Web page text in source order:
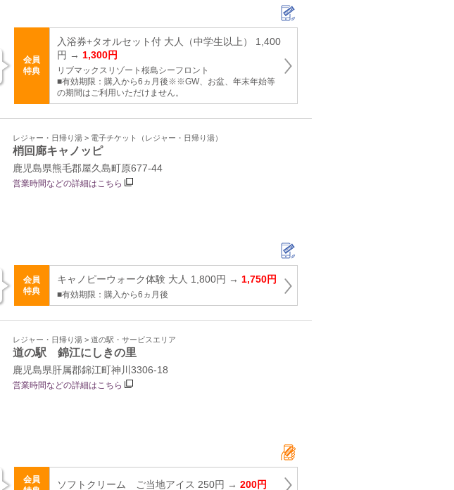
会員
特典
入浴券+タオルセット付 大人（中学生以上） 1,400
円 → 1,300円
リブマックスリゾート桜島シーフロント
■有効期限：購入から6ヵ月後※※GW、お盆、年末年始等
の期間はご利用いただけません。
レジャー・日帰り湯 > 電子チケット（レジャー・日帰り湯）
梢回廊キャノッピ
鹿児島県熊毛郡屋久島町原677-44
営業時間などの詳細はこちら
会員
特典
キャノピーウォーク体験 大人 1,800円 → 1,750円
■有効期限：購入から6ヵ月後
レジャー・日帰り湯 > 道の駅・サービスエリア
道の駅 錦江にしきの里
鹿児島県肝属郡錦江町神川3306‐18
営業時間などの詳細はこちら
会員
ソフトクリーム ご当地アイス 250円 → 200円